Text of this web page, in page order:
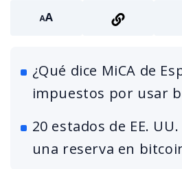
¿Qué dice MiCA de
impuestos por usar
20 estados de EE.
una reserva en